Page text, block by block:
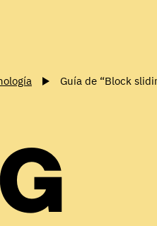
Guía de “Block